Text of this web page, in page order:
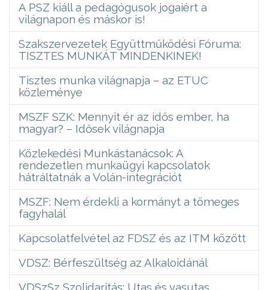
A PSZ kiáll a pedagógusok jogaiért a
világnapon és máskor is!
Szakszervezetek Együttműködési Fóruma:
TISZTES MUNKÁT MINDENKINEK!
Tisztes munka világnapja – az ETUC
közleménye
MSZF SZK: Mennyit ér az idős ember, ha
magyar? – Idősek világnapja
Közlekedési Munkástanácsok: A
rendezetlen munkaügyi kapcsolatok
hátráltatnák a Volán-integrációt
MSZF: Nem érdekli a kormányt a tömeges
fagyhalál
Kapcsolatfelvétel az FDSZ és az ITM között
VDSZ: Bérfeszültség az Alkaloidánál
VDSzSz Szolidaritás: Utas és vasutas